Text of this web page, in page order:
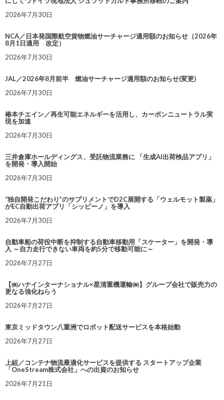
2026年7月30日
NCA／日本発国際航空貨物燃油サーチャージ適用額のお知らせ（2026年
8月1日適用 改定）
2026年7月30日
JAL／2026年8月前半 燃油サーチャージ適用額のお知らせ(変更)
2026年7月30日
椿本チエイン／再生可能エネルギーを活用し、カーボンニュートラル実
現を加速
2026年7月30日
三井倉庫ホールディングス、受託物流業務に 「生成AI出荷検品アプリ」
を開発・導入開始
2026年7月30日
“独自開発こだわり”のサプリメントでD2C展開する「ウェルモット製薬」
がEC自動出荷アプリ「シッピーノ」を導入
2026年7月30日
自動車船の荷役中断を抑制する自動車移動用「スケーター」を開発・導
入 ～自力走行できない車両を約5分で移動可能に～
2026年7月27日
【㈱ハナインターナショナル×星清重機運輸㈱】グループ会社で販売力の
更なる強化ねらう
2026年7月27日
東京ミッドタウン八重洲でロボット配送サービスを本格始動
2026年7月27日
上組／コンテナ物流最適化サービスを提供する スタートアップ企業
「OneStream株式会社」への出資のお知らせ
2026年7月21日